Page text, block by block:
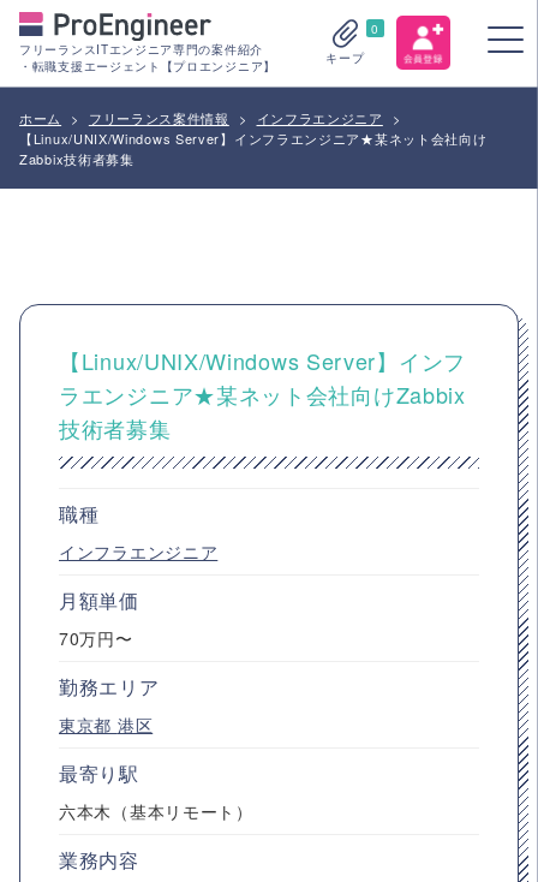
フリーランスITエンジニア専門の案件紹介
・転職支援エージェント【プロエンジニア】
0
キープ
ホーム > フリーランス案件情報 > インフラエンジニア
>
【Linux/UNIX/Windows Server】インフラエンジニア★某ネット会社向け
Zabbix技術者募集
【Linux/UNIX/Windows Server】インフ
ラエンジニア★某ネット会社向けZabbix
技術者募集
職種
インフラエンジニア
月額単価
70万円〜
勤務エリア
東京都 港区
最寄り駅
六本木（基本リモート）
業務内容